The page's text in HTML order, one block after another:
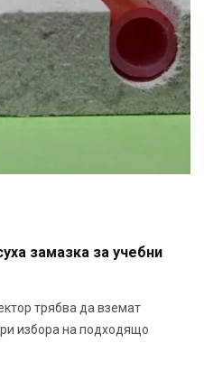
замазка за учебни
трябва да вземат
избора на подходящо